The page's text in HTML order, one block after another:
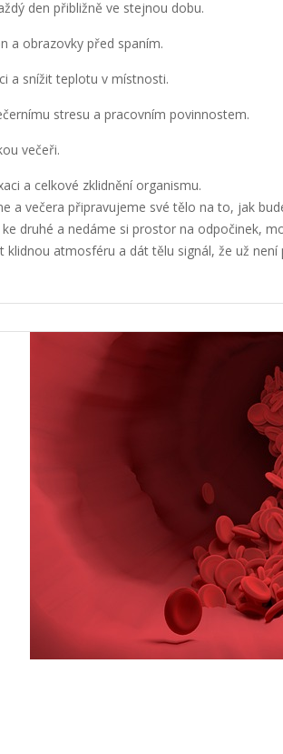
den přibližně ve stejnou dobu.
a obrazovky před spaním.
a snížit teplotu v místnosti.
stresu a pracovním povinnostem.
večeři.
a celkové zklidnění organismu.
a večera připravujeme své tělo na to, jak
druhé a nedáme si prostor na odpočinek,
klidnou atmosféru a dát tělu signál, že už